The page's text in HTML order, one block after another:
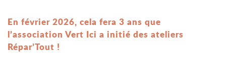
En février 2026, cela fera 3 ans que
l’association Vert Ici a initié des ateliers
Répar’Tout !